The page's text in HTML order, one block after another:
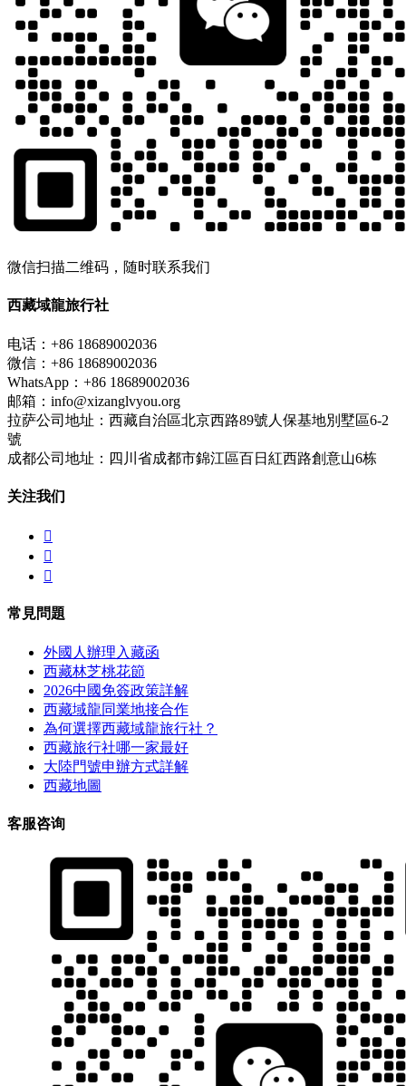
微信扫描二维码，随时联系我们
西藏域龍旅行社
电话：+86 18689002036
微信：+86 18689002036
WhatsApp：+86 18689002036
邮箱：info@xizanglvyou.org
拉萨公司地址：西藏自治區北京西路89號人保基地別墅區6-2
號
成都公司地址：四川省成都市錦江區百日紅西路創意山6栋
关注我们



常見問題
外國人辦理入藏函
西藏林芝桃花節
2026中國免簽政策詳解
西藏域龍同業地接合作
為何選擇西藏域龍旅行社？
西藏旅行社哪一家最好
大陸門號申辦方式詳解
西藏地圖
客服咨询